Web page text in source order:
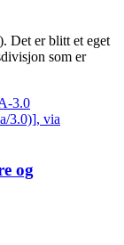
Det er blitt et eget
som er
og